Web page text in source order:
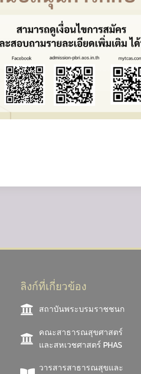
ลิงก์ที่เกี่ยวข้อง
สถาบันพระบรมราชชนก
คณะสาธารณสุขศาสตร์
และสหเวชศาสตร์ PHAS
วารสารสาธารณสุขและ